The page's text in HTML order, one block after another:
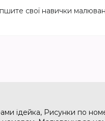
свої навички
ідейка, Рисунки по